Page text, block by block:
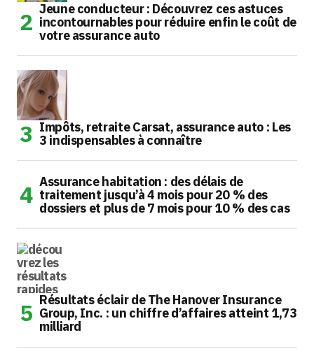
Jeune conducteur : Découvrez ces astuces
incontournables pour réduire enfin le coût de
votre assurance auto
Impôts, retraite Carsat, assurance auto : Les
3 indispensables à connaître
Assurance habitation : des délais de
traitement jusqu’à 4 mois pour 20 % des
dossiers et plus de 7 mois pour 10 % des cas
Résultats éclair de The Hanover Insurance
Group, Inc. : un chiffre d’affaires atteint 1,73
milliard